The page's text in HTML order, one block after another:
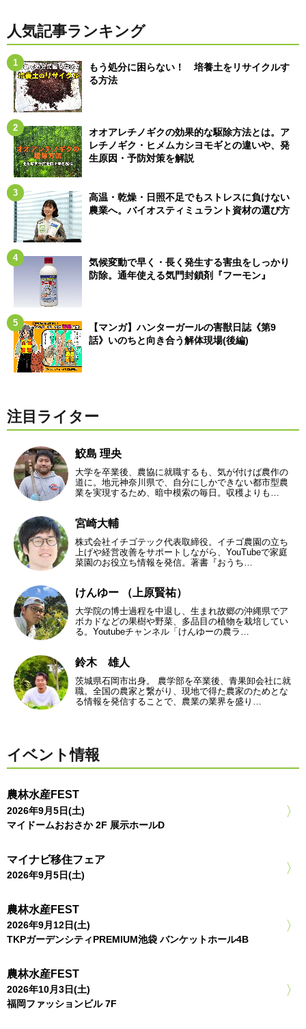
人気記事ランキング
もう処分に困らない！ 培養土をリサイクルす
る方法
オオアレチノギクの効果的な駆除方法とは。ア
レチノギク・ヒメムカシヨモギとの違いや、発
生原因・予防対策を解説
高温・乾燥・日照不足でもストレスに負けない
農業へ。バイオスティミュラント資材の選び方
気候変動で早く・長く発生する害虫をしっかり
防除。通年使える気門封鎖剤『フーモン』
【マンガ】ハンターガールの害獣日誌《第9
話》いのちと向き合う解体現場(後編)
注目ライター
鮫島 理央
大学を卒業後、農協に就職するも、気が付けば農作の
道に。地元神奈川県で、自分にしかできない都市型農
業を実現するため、暗中模索の毎日。収穫よりも…
宮崎大輔
株式会社イチゴテック代表取締役。イチゴ農園の立ち
上げや経営改善をサポートしながら、YouTubeで家庭
菜園のお役立ち情報を発信。著書『おうち…
けんゆー （上原賢祐）
大学院の博士過程を中退し、生まれ故郷の沖縄県でア
ボカドなどの果樹や野菜、多品目の植物を栽培してい
る。Youtubeチャンネル「けんゆーの農ラ…
鈴木 雄人
茨城県石岡市出身。 農学部を卒業後、青果卸会社に就
職。全国の農家と繋がり、現地で得た農家のためとな
る情報を発信することで、農業の業界を盛り…
イベント情報
農林水産FEST
2026年9月5日(土)
マイドームおおさか 2F 展示ホールD
マイナビ移住フェア
2026年9月5日(土)
農林水産FEST
2026年9月12日(土)
TKPガーデンシティPREMIUM池袋 バンケットホール4B
農林水産FEST
2026年10月3日(土)
福岡ファッションビル 7F